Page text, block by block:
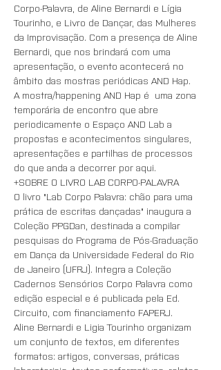
Corpo-Palavra, de Aline Bernardi e Lígia
Tourinho, e Livro de Dançar, das Mulheres
da Improvisação. Com a presença de Aline
Bernardi, que nos brindará com uma
apresentação, o evento acontecerá no
âmbito das mostras periódicas AND Hap.
A mostra/happening AND Hap é  uma zona
temporária de encontro que abre
periodicamente o Espaço AND Lab a
propostas e acontecimentos singulares,
apresentações e partilhas de processos
do que anda a decorrer por aqui.
+SOBRE O LIVRO LAB CORPO-PALAVRA
O livro "Lab Corpo Palavra: chão para uma
prática de escritas dançadas" inaugura a
Coleção PPGDan, destinada a compilar
pesquisas do Programa de Pós-Graduação
em Dança da Universidade Federal do Rio
de Janeiro (UFRJ). Integra a Coleção
Cadernos Sensórios Corpo Palavra como
edição especial e é publicada pela Ed.
Circuito, com financiamento FAPERJ.
Aline Bernardi e Ligia Tourinho organizam
um conjunto de textos, em diferentes
formatos: artigos, conversas, práticas